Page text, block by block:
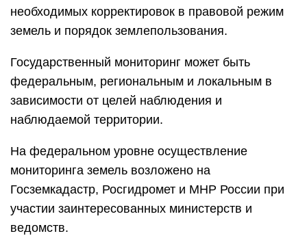
необходимых корректировок в правовой режим
земель и порядок землепользования.
Государственный мониторинг может быть
федеральным, региональным и локальным в
зависимости от целей наблюдения и
наблюдаемой территории.
На федеральном уровне осуществление
мониторинга земель возложено на
Госземкадастр, Росгидромет и МНР России при
участии заинтересованных министерств и
ведомств.